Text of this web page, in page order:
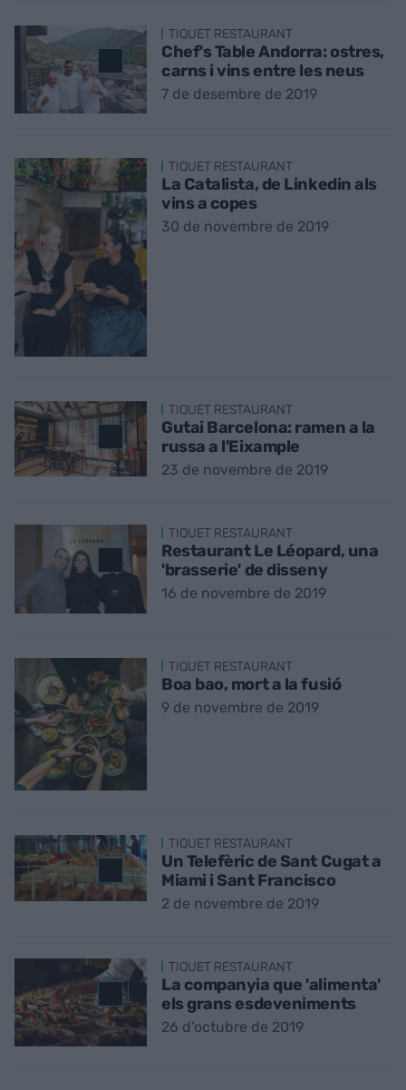
TIQUET RESTAURANT
Chef's Table Andorra: ostres,
carns i vins entre les neus
7 de desembre de 2019
TIQUET RESTAURANT
La Catalista, de Linkedin als
vins a copes
30 de novembre de 2019
TIQUET RESTAURANT
Gutai Barcelona: ramen a la
russa a l'Eixample
23 de novembre de 2019
TIQUET RESTAURANT
Restaurant Le Léopard, una
'brasserie' de disseny
16 de novembre de 2019
TIQUET RESTAURANT
Boa bao, mort a la fusió
9 de novembre de 2019
TIQUET RESTAURANT
Un Telefèric de Sant Cugat a
Miami i Sant Francisco
2 de novembre de 2019
TIQUET RESTAURANT
La companyia que 'alimenta'
els grans esdeveniments
26 d’octubre de 2019